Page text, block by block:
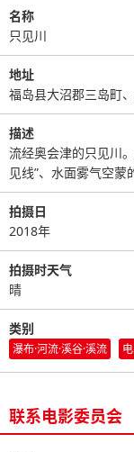
名称
只见川
地址
福岛县大沼郡三岛町
描述
流经奥会津的只见川
见线”、水面雾气空蒙
拍摄日
2018年
拍摄时天气
晴
类别
瀑布·河流·溪谷·溪流
联系电影委员会